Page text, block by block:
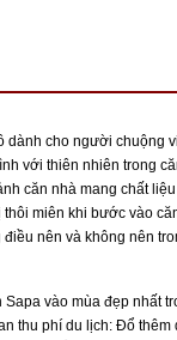
dành cho người chuộng
với thiên nhiên trong
căn nhà mang chất
thôi miên khi bước vào
điều nên và không nên
Sapa vào mùa đẹp nhất
thu phí du lịch: Đổ thêm